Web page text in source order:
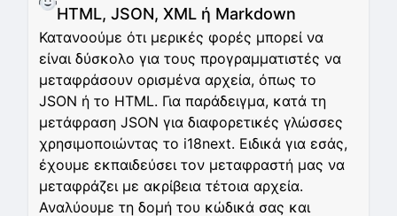
HTML, JSON, XML ή Markdown
Κατανοούμε ότι μερικές φορές μπορεί να
είναι δύσκολο για τους προγραμματιστές να
μεταφράσουν ορισμένα αρχεία, όπως το
JSON ή το HTML. Για παράδειγμα, κατά τη
μετάφραση JSON για διαφορετικές γλώσσες
χρησιμοποιώντας το i18next. Ειδικά για εσάς,
έχουμε εκπαιδεύσει τον μεταφραστή μας να
μεταφράζει με ακρίβεια τέτοια αρχεία.
Αναλύουμε τη δομή του κώδικά σας και